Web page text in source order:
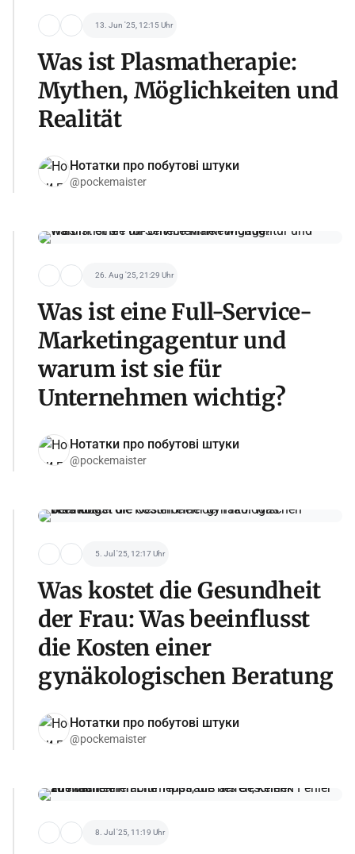
13. Jun '25, 12:15 Uhr
Was ist Plasmatherapie:
Mythen, Möglichkeiten und
Realität
Нотатки про побутові штуки
@pockemaister
26. Aug '25, 21:29 Uhr
Was ist eine Full-Service-
Marketingagentur und
warum ist sie für
Unternehmen wichtig?
Нотатки про побутові штуки
@pockemaister
5. Jul '25, 12:17 Uhr
Was kostet die Gesundheit
der Frau: Was beeinflusst
die Kosten einer
gynäkologischen Beratung
Нотатки про побутові штуки
@pockemaister
8. Jul '25, 11:19 Uhr